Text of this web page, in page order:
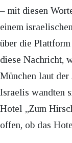
– mit diesen
einem
über die
diese Nachricht,
München laut der
Israelis wandten
Hotel „Zum
offen, ob das